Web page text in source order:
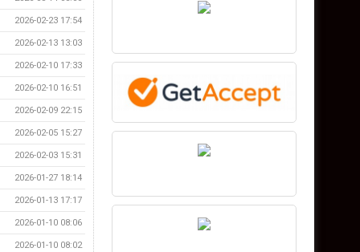
2026-02-23 17:54
2026-02-13 13:03
2026-02-10 17:33
2026-02-10 16:51
2026-02-09 22:15
2026-02-05 15:27
2026-02-03 15:31
2026-01-27 18:14
2026-01-13 17:17
2026-01-10 08:06
2026-01-10 08:02